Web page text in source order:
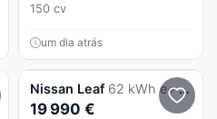
150 cv
um dia atrás
Nissan Leaf 62 kWh e+ Tekna
19 990 €